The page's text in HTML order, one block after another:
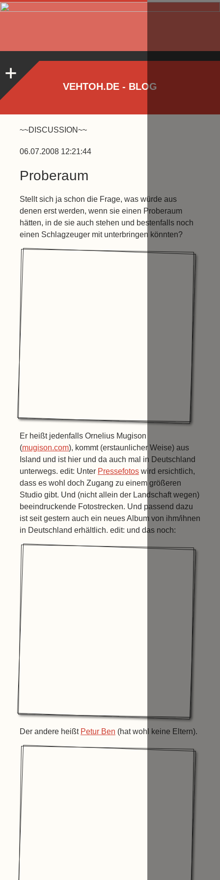
VEHTOH.DE - BLOG
~~DISCUSSION~~
06.07.2008 12:21:44
Proberaum
Stellt sich ja schon die Frage, was würde aus
denen erst werden, wenn sie einen Proberaum
hätten, in de sie auch stehen und bestenfalls noch
einen Schlagzeuger mit unterbringen könnten?
Er heißt jedenfalls Ornelius Mugison
(mugison.com), kommt (erstaunlicher Weise) aus
Island und ist hier und da auch mal in Deutschland
unterwegs. edit: Unter Pressefotos wird ersichtlich,
dass es wohl doch Zugang zu einem größeren
Studio gibt. Und (nicht allein der Landschaft wegen)
beeindruckende Fotostrecken. Und passend dazu
ist seit gestern auch ein neues Album von ihm/ihnen
in Deutschland erhältlich. edit: und das noch:
Der andere heißt Petur Ben (hat wohl keine Eltern).